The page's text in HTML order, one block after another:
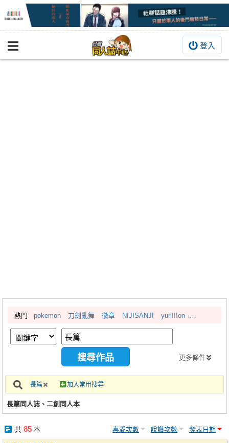
登入
BOOKY書集倉庫
繪圖藝廊
交流中心
攤位轉讓區
會員中心
註冊會員
熱門 pokemon 刀劍亂舞 徽章 NIJISANJI yuri!!!on
更多條件
長篇 加入常用搜尋
長篇同人誌、二創同人本
共 85本 喜愛次數 說讚次數 發表日期